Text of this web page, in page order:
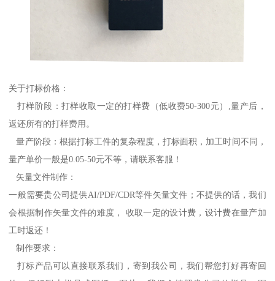
关于打标价格：
打样阶段：打样收取一定的打样费（低收费50-300元）,量产后，
返还所有的打样费用。
量产阶段：根据打标工件的复杂程度，打标面积，加工时间不同，
量产单价一般是0.05-50元不等，请联系客服！
矢量文件制作：
一般需要贵公司提供AI/PDF/CDR等件矢量文件；不提供的话，我们
会根据制作矢量文件的难度， 收取一定的设计费，设计费在量产加
工时返还！
制作要求：
打标产品可以直接联系我们，寄到我公司，我们帮您打好再寄回